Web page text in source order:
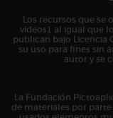
Los recursos que se
vídeos), al igual que
publican bajo Licencia
su uso para fines sin
autor y se
La Fundación
de materiales por